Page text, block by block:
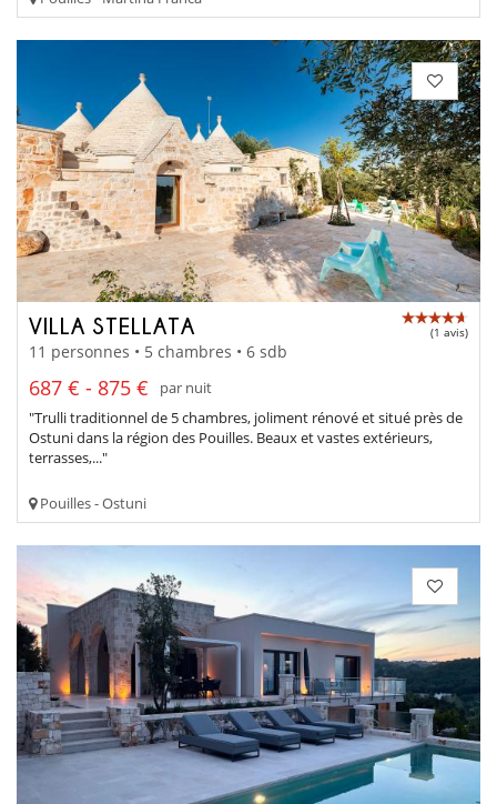
VILLA STELLATA (1 avis)
11 personnes • 5 chambres • 6 sdb
687 € - 875 €
par nuit
"Trulli traditionnel de 5 chambres, joliment rénové et situé près de
Ostuni dans la région des Pouilles. Beaux et vastes extérieurs,
terrasses,..."
Pouilles - Ostuni